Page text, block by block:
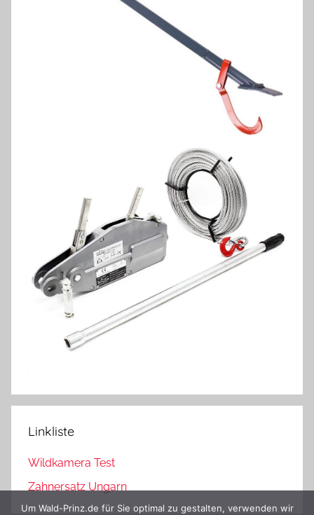
Linkliste
Wildkamera Test
Zahnersatz Ungarn
Um Wald-Prinz.de für Sie optimal zu gestalten, verwenden wir